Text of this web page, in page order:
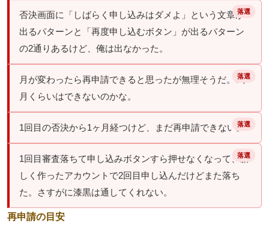
否決画面に「しばらく申し込みはダメよ」という文章が
出るパターンと「再度申し込むボタン」が出るパターン
の2通りあるけど、俺は出なかった。
月が変わったら再申請できると思ったが無理そうだ。3ヶ
月くらいはできないのかな。
1回目の否決から1ヶ月経つけど、まだ再申請できない。
1回目審査落ちて申し込みボタンすら押せなくなって、新
しく作ったアカウントで2回目申し込んだけどまた落ち
た。さすがに漆黒は通してくれない。
再申請の目安